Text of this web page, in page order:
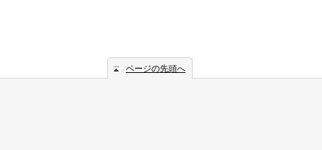
ページの先頭へ